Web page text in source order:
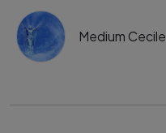
Medium Cecile